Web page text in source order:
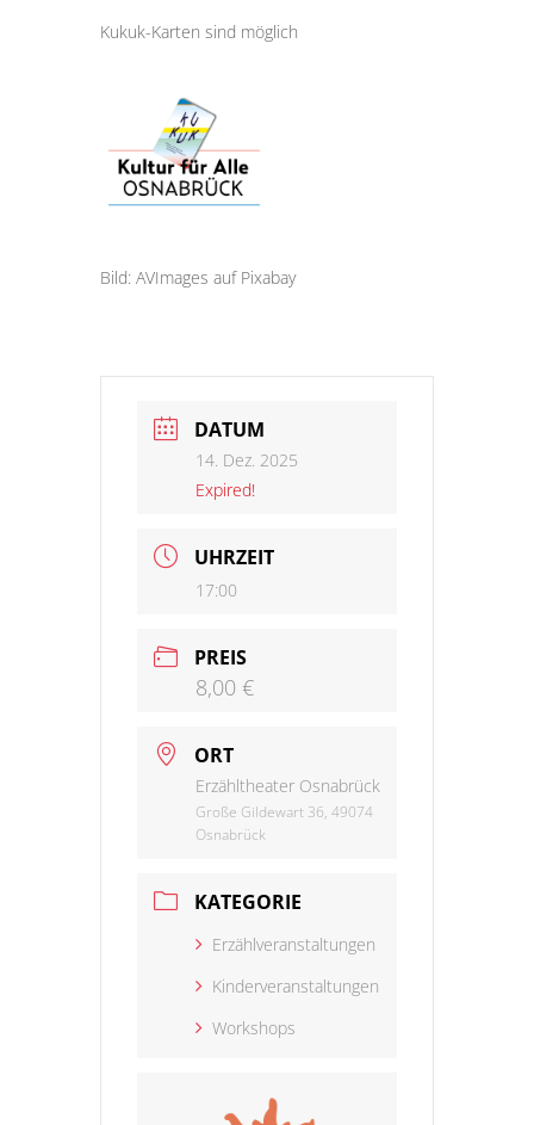
Kukuk-Karten sind möglich
Bild: AVImages auf Pixabay
DATUM
14. Dez. 2025
Expired!
UHRZEIT
17:00
PREIS
8,00 €
ORT
Erzähltheater Osnabrück
Große Gildewart 36, 49074
Osnabrück
KATEGORIE
Erzählveranstaltungen
Kinderveranstaltungen
Workshops